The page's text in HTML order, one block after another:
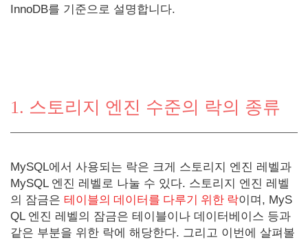
InnoDB를 기준으로 설명합니다.
1. 스토리지 엔진 수준의 락의 종류
MySQL에서 사용되는 락은 크게 스토리지 엔진 레벨과
MySQL 엔진 레벨로 나눌 수 있다. 스토리지 엔진 레벨
의 잠금은 테이블의 데이터를 다루기 위한 락이며, MyS
QL 엔진 레벨의 잠금은 테이블이나 데이터베이스 등과
같은 부분을 위한 락에 해당한다. 그리고 이번에 살펴볼